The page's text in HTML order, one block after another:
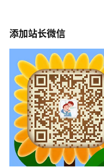
添加站长微信